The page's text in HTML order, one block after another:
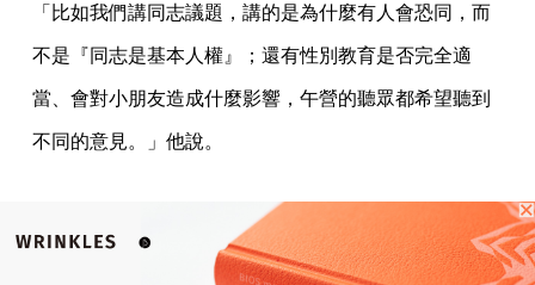
「比如我們講同志議題，講的是為什麼有人會恐同，而
不是『同志是基本人權』；還有性別教育是否完全適
當、會對小朋友造成什麼影響，午營的聽眾都希望聽到
不同的意見。」他說。